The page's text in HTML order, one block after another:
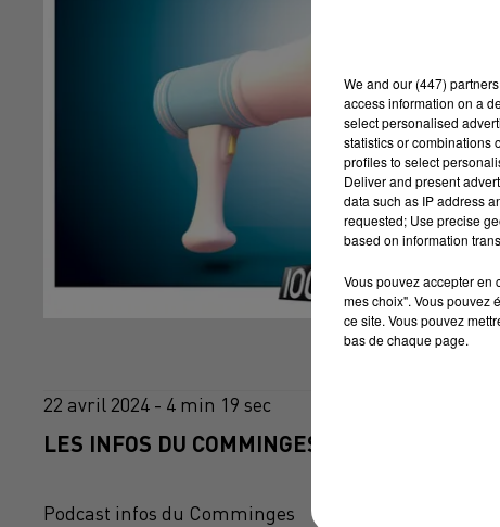
22 avril 2024 - 4 min 19 sec
LES INFOS DU COMMINGES DU 22/04/2024 À
Podcast infos du Comminges
We and our (447) partners
access information on a
select personalised
statistics or combinations
profiles to select
Deliver and present
data such as IP address
requested; Use precise
based on information
Vous pouvez accepter en
mes choix". Vous pouvez
ce site. Vous pouvez
bas de chaque page.